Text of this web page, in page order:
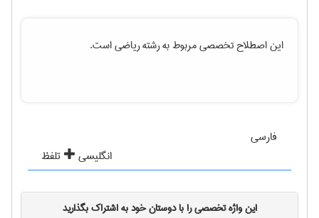
این اصطلاح تخصصی مربوط به رشتهرياضیاست.
فارسی
انگلیسی
تلفظ
این واژه تخصصی را با دوستان خود به اشتراک بگذارید